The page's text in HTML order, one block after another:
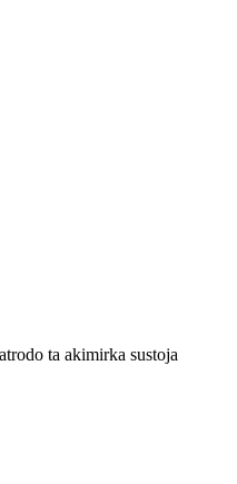
ta akimirka sustoja